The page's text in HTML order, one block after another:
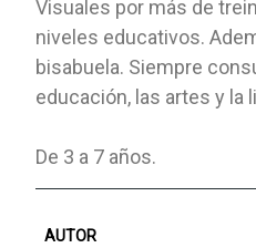
Visuales por más de
niveles educativos.
bisabuela. Siempre
educación, las artes y la
De 3 a 7 años.
AUTOR